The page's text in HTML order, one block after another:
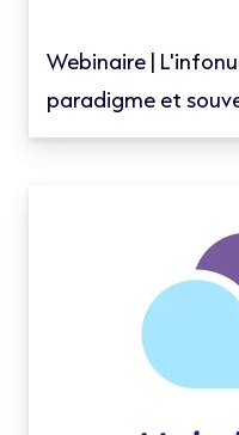
Webinaire |
paradigme et